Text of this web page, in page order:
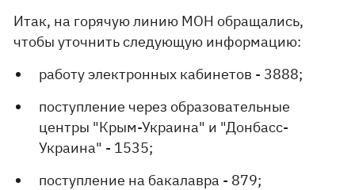
Итак, на горячую линию МОН обращались,
чтобы уточнить следующую информацию:
работу электронных кабинетов - 3888;
поступление через образовательные
центры "Крым-Украина" и "Донбасс-
Украина" - 1535;
поступление на бакалавра - 879;